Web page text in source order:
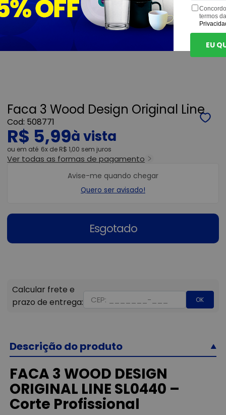
Faca 3 Wood Design Original Line
508771
R$ 5,99
ou 6x de R$ 1,00 sem juros
Ver todas as formas de pagamento
Esgotado
Avise-me quando chegar
Quero ser avisado!
OK
Descrição do produto
FACA 3 WOOD DESIGN
ORIGINAL LINE SL0440 –
Corte Profissional
termos
EU